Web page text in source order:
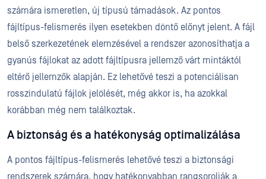
számára ismeretlen, új típusú támadások. Az pontos
fájltípus-felismerés ilyen esetekben döntő előnyt jelent. A fájl
belső szerkezetének elemzésével a rendszer azonosíthatja a
gyanús fájlokat az adott fájltípusra jellemző várt mintáktól
eltérő jellemzők alapján. Ez lehetővé teszi a potenciálisan
rosszindulatú fájlok jelölését, még akkor is, ha azokkal
korábban még nem találkoztak.
A biztonság és a hatékonyság optimalizálása
A pontos fájltípus-felismerés lehetővé teszi a biztonsági
rendszerek számára, hogy hatékonyabban rangsorolják a